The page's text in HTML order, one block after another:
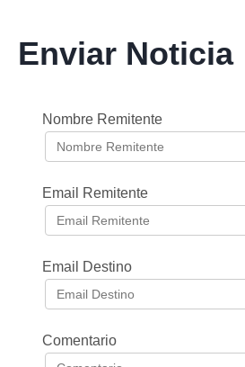
Enviar Noticia
Nombre Remitente
Email Remitente
Email Destino
Comentario